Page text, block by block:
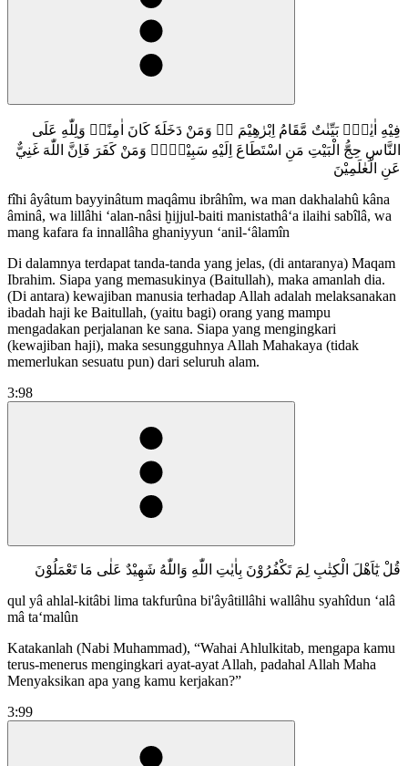
فِيْهِ اٰيٰتٌۢ بَيِّنٰتٌ مَّقَامُ اِبْرٰهِيْمَ ەۚ وَمَنْ دَخَلَهٗ كَانَ اٰمِنًاۗ وَلِلّٰهِ عَلَى
النَّاسِ حِجُّ الْبَيْتِ مَنِ اسْتَطَاعَ اِلَيْهِ سَبِيْلًاۗ وَمَنْ كَفَرَ فَاِنَّ اللّٰهَ غَنِيٌّ
عَنِ الْعٰلَمِيْنَ
fîhi âyâtum bayyinâtum maqâmu ibrâhîm, wa man dakhalahû kâna
âminâ, wa lillâhi ‘alan-nâsi ḫijjul-baiti manistathâ‘a ilaihi sabîlâ, wa
mang kafara fa innallâha ghaniyyun ‘anil-‘âlamîn
Di dalamnya terdapat tanda-tanda yang jelas, (di antaranya) Maqam
Ibrahim. Siapa yang memasukinya (Baitullah), maka amanlah dia.
(Di antara) kewajiban manusia terhadap Allah adalah melaksanakan
ibadah haji ke Baitullah, (yaitu bagi) orang yang mampu
mengadakan perjalanan ke sana. Siapa yang mengingkari
(kewajiban haji), maka sesungguhnya Allah Mahakaya (tidak
memerlukan sesuatu pun) dari seluruh alam.
3:98
قُلْ يٰٓاَهْلَ الْكِتٰبِ لِمَ تَكْفُرُوْنَ بِاٰيٰتِ اللّٰهِ وَاللّٰهُ شَهِيْدٌ عَلٰى مَا تَعْمَلُوْنَ
qul yâ ahlal-kitâbi lima takfurûna bi'âyâtillâhi wallâhu syahîdun ‘alâ
mâ ta‘malûn
Katakanlah (Nabi Muhammad), “Wahai Ahlulkitab, mengapa kamu
terus-menerus mengingkari ayat-ayat Allah, padahal Allah Maha
Menyaksikan apa yang kamu kerjakan?”
3:99